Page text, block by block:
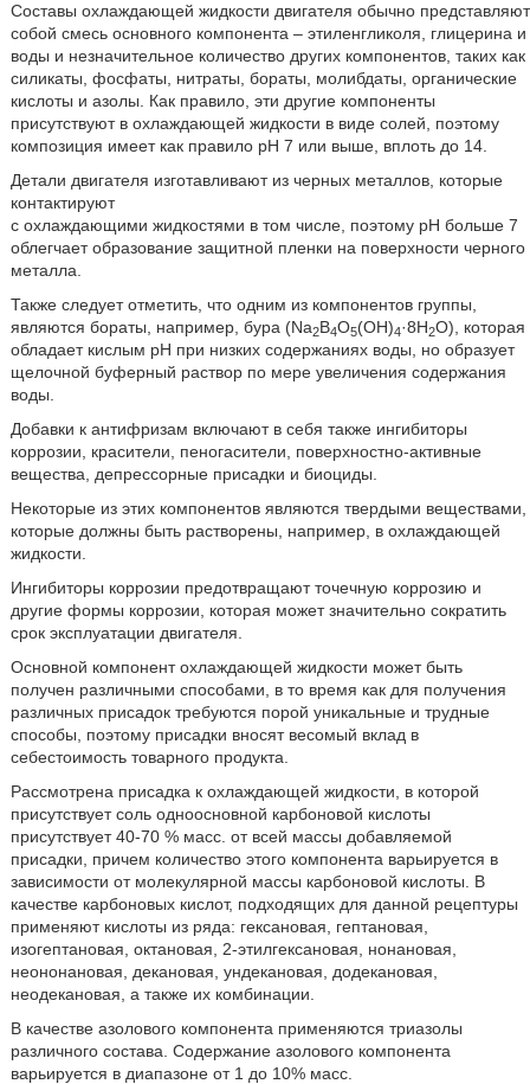
Составы охлаждающей жидкости двигателя обычно представляют
собой смесь основного компонента – этиленгликоля, глицерина и
воды и незначительное количество других компонентов, таких как
силикаты, фосфаты, нитраты, бораты, молибдаты, органические
кислоты и азолы. Как правило, эти другие компоненты
присутствуют в охлаждающей жидкости в виде солей, поэтому
композиция имеет как правило рН 7 или выше, вплоть до 14.
Детали двигателя изготавливают из черных металлов, которые
контактируют
с охлаждающими жидкостями в том числе, поэтому рН больше 7
облегчает образование защитной пленки на поверхности черного
металла.
Также следует отметить, что одним из компонентов группы,
являются бораты, например, бура (Na2B4O5(ОН)4·8H2O), которая
обладает кислым рН при низких содержаниях воды, но образует
щелочной буферный раствор по мере увеличения содержания
воды.
Добавки к антифризам включают в себя также ингибиторы
коррозии, красители, пеногасители, поверхностно-активные
вещества, депрессорные присадки и биоциды.
Некоторые из этих компонентов являются твердыми веществами,
которые должны быть растворены, например, в охлаждающей
жидкости.
Ингибиторы коррозии предотвращают точечную коррозию и
другие формы коррозии, которая может значительно сократить
срок эксплуатации двигателя.
Основной компонент охлаждающей жидкости может быть
получен различными способами, в то время как для получения
различных присадок требуются порой уникальные и трудные
способы, поэтому присадки вносят весомый вклад в
себестоимость товарного продукта.
Рассмотрена присадка к охлаждающей жидкости, в которой
присутствует соль одноосновной карбоновой кислоты
присутствует 40-70 % масс. от всей массы добавляемой
присадки, причем количество этого компонента варьируется в
зависимости от молекулярной массы карбоновой кислоты. В
качестве карбоновых кислот, подходящих для данной рецептуры
применяют кислоты из ряда: гексановая, гептановая,
изогептановая, октановая, 2-этилгексановая, нонановая,
неононановая, декановая, ундекановая, додекановая,
неодекановая, а также их комбинации.
В качестве азолового компонента применяются триазолы
различного состава. Содержание азолового компонента
варьируется в диапазоне от 1 до 10% масс.